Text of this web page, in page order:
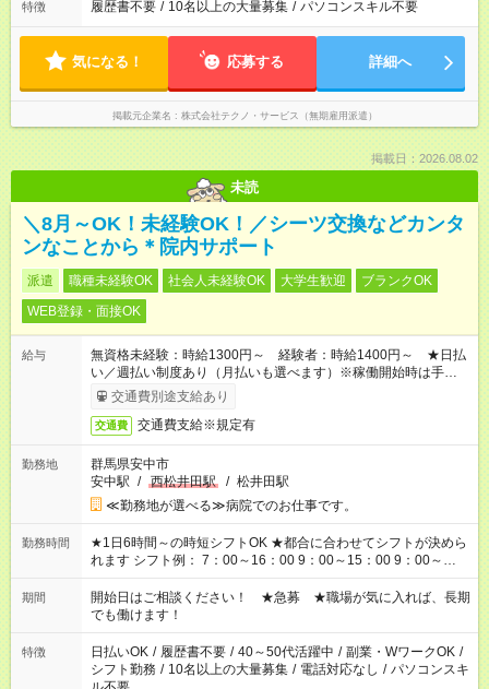
特徴 履歴書不要 / 10名以上の大量募集 / パソコンスキル不要
気になる！ 応募する 詳細へ
掲載元企業名 株式会社テクノ・サービス（無期雇用派遣）
掲載日：2026.08.02
未読
＼8月～OK！未経験OK！／シーツ交換などカンタ
ンなことから＊院内サポート
派遣 職種未経験OK 社会人未経験OK 大学生歓迎
ブランクOK
WEB登録・面接OK
給与
無資格未経験：時給1300円～ 経験者：時給1400円～ ★日払
い／週払い制度あり（月払いも選べます）※稼働開始時は手続き
完了次第のお支払いとなります。
交通費別途支給あり
交通費 交通費支給※規定有
勤務地
群馬県安中市
安中駅 / 西松井田駅 / 松井田駅
≪勤務地が選べる≫病院でのお仕事です。
勤務時間
★1日6時間～の時短シフトOK ★都合に合わせてシフトが決めら
れます シフト例： 7：00～16：00 9：00～15：00 9：00～
18：00 11：00～20：00 など ※Wワークの場合、他のお仕事と
合わせ週40時間超の就業はご案内できません ※法令に基づき、
週20時間以上勤務は社会保険への加入対象となります ※労働者
派遣法（日雇い派遣の原則禁止）により、短時間・短期間の就
業はご案内が難しい場合があります
期間
開始日はご相談ください！ ★急募 ★職場が気に入れば、長期
でも働けます！
特徴 日払いOK / 履歴書不要 / 40～50代活躍中 / 副業・WワークOK /
シフト勤務 / 10名以上の大量募集 / 電話対応なし / パソコンスキ